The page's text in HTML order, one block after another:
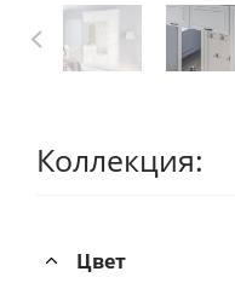
Коллекция:
Цвет